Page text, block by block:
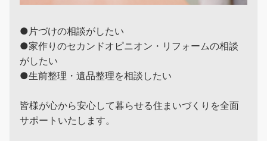
●片づけの相談がしたい
●家作りのセカンドオピニオン・リフォームの相談
がしたい
●生前整理・遺品整理を相談したい
皆様が心から安心して暮らせる住まいづくりを全面
サポートいたします。